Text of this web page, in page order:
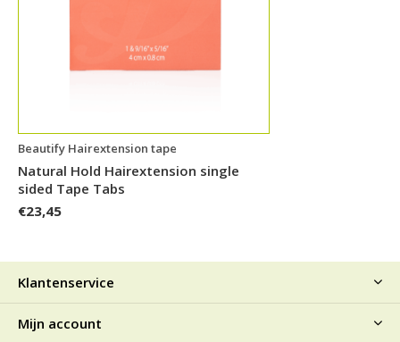
Beautify Hairextension tape
Natural Hold Hairextension single
sided Tape Tabs
€23,45
Klantenservice
Mijn account